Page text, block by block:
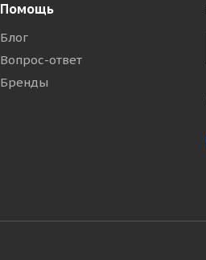
Помощь
Блог
Вопрос-ответ
Бренды